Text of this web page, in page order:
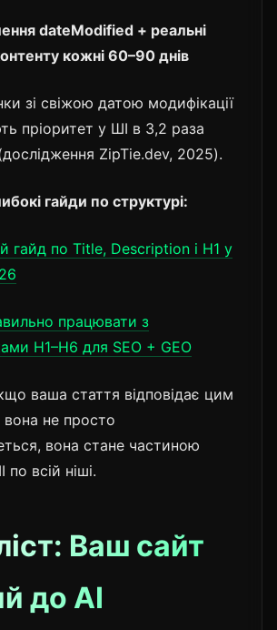
dateModified + реальні
кожні 60–90 днів
зі свіжою датою модифікації
пріоритет у ШІ в 3,2 раза
ZipTie.dev, 2025).
гайди по структурі:
гайд по Title, Description і H1 у
працювати з
H1–H6 для SEO + GEO
ваша стаття відповідає цим
не просто
вона стане частиною
по всій ніші.
Ваш сайт
до AI